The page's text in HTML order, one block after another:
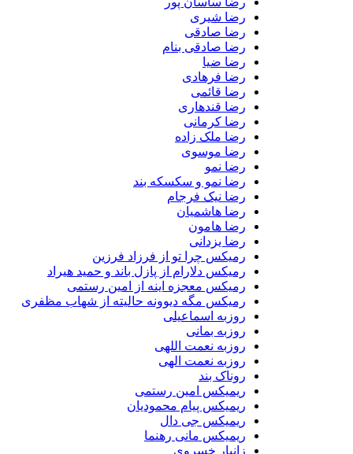
رضا شیری
رضا صادقی
رضا صادقی بنام
رضا ضیا
رضا فرهادی
رضا قائمی
رضا قندهاری
رضا کرمانی
رضا ملک زاده
رضا موسوی
رضا نمو
رضا نمو و سکسکه بند
رضا نیک فرجام
رضا هاشمیان
رضا هامون
رضا یزدانی
رمیکس چرا تو از فرزاد فرزین
رمیکس دلارام از پازل باند و حمید هیراد
رمیکس معجزه اینه از امین رستمی
رمیکس مگه دیوونه حالیته از شهاب مظفری
روزبه اسماعیلی
روزبه بمانی
روزبه نعمت اللهی
روزبه نعمت الهی
روناک بند
ریمیکس امین رستمی
ریمیکس پیام محمودیان
ریمیکس جی دال
ریمیکس مانی رهنما
زانیار خسروی